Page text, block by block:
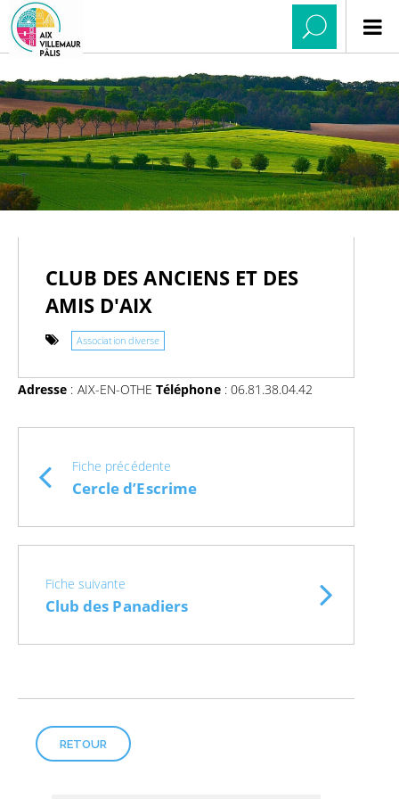
CLUB DES ANCIENS ET DES
AMIS D'AIX
Association diverse
Adresse : AIX-EN-OTHETéléphone: 06.81.38.04.42
Fiche précédente
Cercle d’Escrime
Fiche suivante
Club des Panadiers
RETOUR